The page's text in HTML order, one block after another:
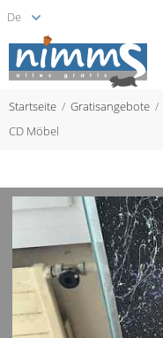
Startseite Gratisangebote
CD Möbel